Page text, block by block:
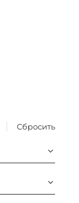
Сбросить